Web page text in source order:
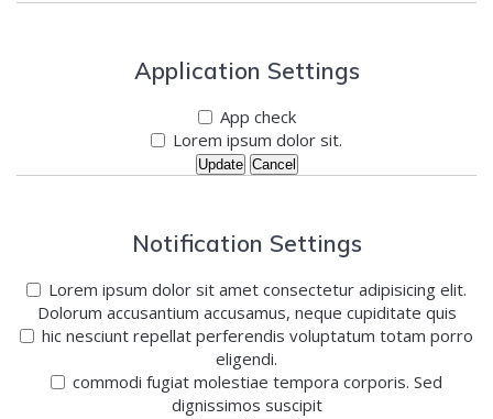
Application Settings
App check
Lorem ipsum dolor sit.
Update Cancel
Notification Settings
Lorem ipsum dolor sit amet consectetur adipisicing elit.
Dolorum accusantium accusamus, neque cupiditate quis
hic nesciunt repellat perferendis voluptatum totam porro
eligendi.
commodi fugiat molestiae tempora corporis. Sed
dignissimos suscipit